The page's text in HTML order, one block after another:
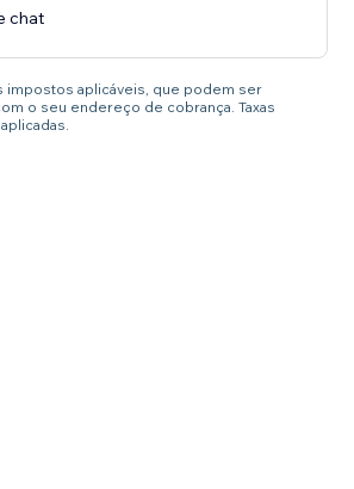
chat
impostos aplicáveis, que podem ser
o seu endereço de cobrança. Taxas